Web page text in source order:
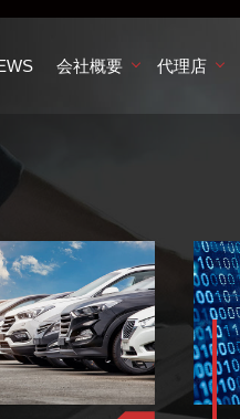
会社概要 代理店